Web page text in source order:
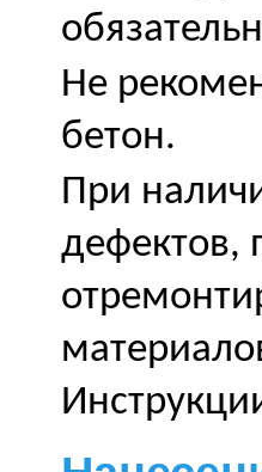
Не
бетон.
При
дефектов,